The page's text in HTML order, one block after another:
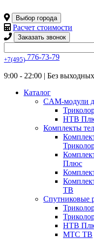
Выбор города
Расчет стоимости
Заказать звонок
+7(495) 776-73-79
9:00 - 22:00 | Без выходных
Каталог
CAM-модули
НТВ
Комплекты
Плюс
ТВ
Спутниковые
НТВ
МТС ТВ